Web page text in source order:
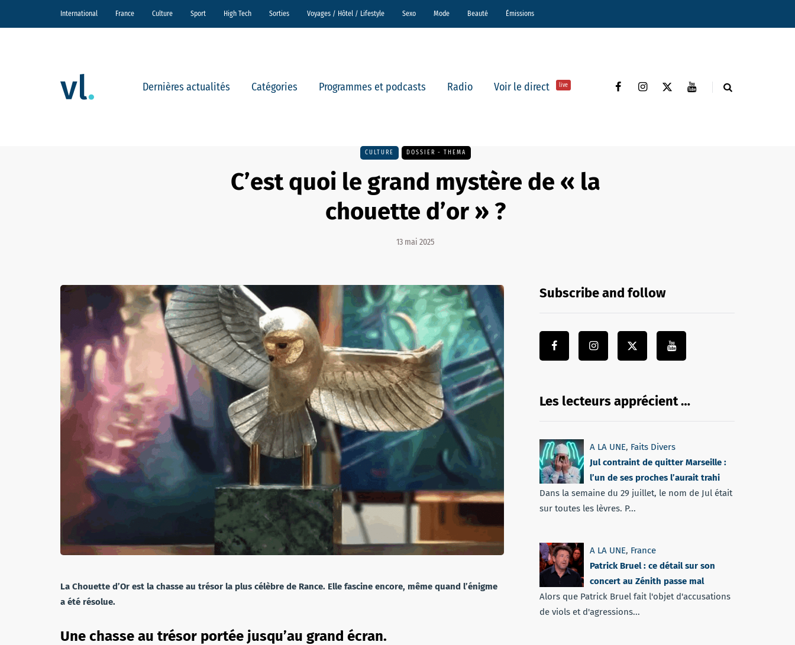
International France Culture Sport High Tech Sorties Voyages / Hôtel / Lifestyle Sexo Mode Beauté Émissions
Dernières actualités Catégories Programmes et podcasts Radio Voir le direct live
CULTURE DOSSIER - THEMA
C’est quoi le grand mystère de « la
chouette d’or » ?
13 mai 2025
La Chouette d’Or est la chasse au trésor la plus célèbre de Rance. Elle fascine encore, même quand l’énigme
a été résolue.
Une chasse au trésor portée jusqu’au grand écran.
Subscribe and follow
Les lecteurs apprécient …
A LA UNE, Faits Divers
Jul contraint de quitter Marseille :
l’un de ses proches l’aurait trahi
Dans la semaine du 29 juillet, le nom de Jul était
sur toutes les lèvres. P...
A LA UNE, France
Patrick Bruel : ce détail sur son
concert au Zénith passe mal
Alors que Patrick Bruel fait l'objet d'accusations
de viols et d'agressions...